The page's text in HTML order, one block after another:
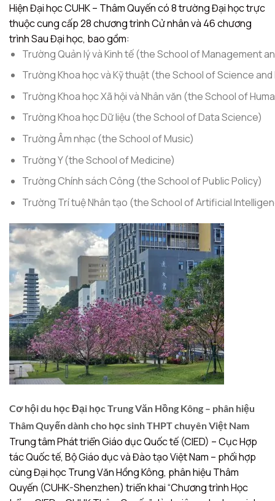
Hiện Đại học CUHK – Thâm Quyến có 8 trường Đại học trực
thuộc cung cấp 28 chương trình Cử nhân và 46 chương
trình Sau Đại học, bao gồm:
Trường Quản lý và Kinh tế (the School of Management
Trường Khoa học và Kỹ thuật (the School of Science
Trường Khoa học Xã hội và Nhân văn (the School of
Trường Khoa học Dữ liệu (the School of Data Science)
Trường Âm nhạc (the School of Music)
Trường Y (the School of Medicine)
Trường Chính sách Công (the School of Public Policy)
Trường Trí tuệ Nhân tạo (the School of Artificial
Cơ hội du học Đại học Trung Văn Hồng Kông – phân hiệu
Thâm Quyến dành cho học sinh THPT chuyên Việt Nam
Trung tâm Phát triển Giáo dục Quốc tế (CIED) – Cục Hợp
tác Quốc tế, Bộ Giáo dục và Đào tạo Việt Nam – phối hợp
cùng Đại học Trung Văn Hồng Kông, phân hiệu Thâm
Quyến (CUHK-Shenzhen) triển khai “Chương trình Học